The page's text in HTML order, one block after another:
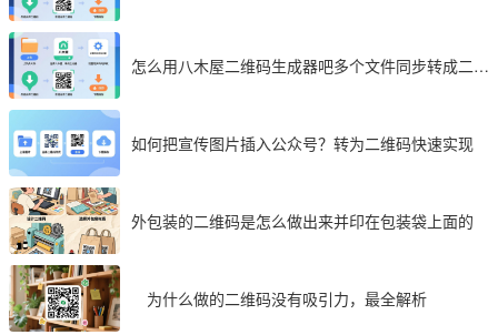
怎么用八木屋二维码生成器吧多个文件同步转成二维
如何把宣传图片插入公众号？转为二维码快速实现
外包装的二维码是怎么做出来并印在包装袋上面的
为什么做的二维码没有吸引力，最全解析